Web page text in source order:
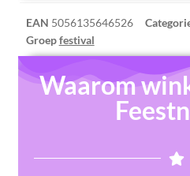
EAN 5056135646526
Groepfestival
Waarom